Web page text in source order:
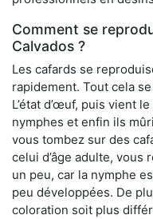
Comment se
Calvados ?
Les cafards se
rapidement. Tout cela
L’état d’œuf, puis vient
nymphes et enfin ils
vous tombez sur des
celui d’âge adulte,
un peu, car la nymphe
peu développées. De
coloration soit plus